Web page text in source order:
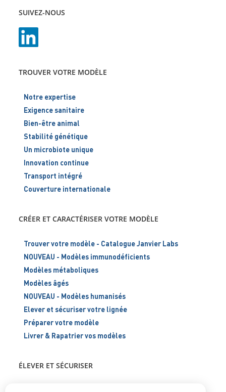
SUIVEZ-NOUS
TROUVER VOTRE MODÈLE
Notre expertise
Exigence sanitaire
Bien-être animal
Stabilité génétique
Un microbiote unique
Innovation continue
Transport intégré
Couverture internationale
CRÉER ET CARACTÉRISER VOTRE MODÈLE
Trouver votre modèle - Catalogue Janvier Labs
NOUVEAU - Modèles immunodéficients
Modèles métaboliques
Modèles âgés
NOUVEAU - Modèles humanisés
Elever et sécuriser votre lignée
Préparer votre modèle
Livrer & Rapatrier vos modèles
ÉLEVER ET SÉCURISER